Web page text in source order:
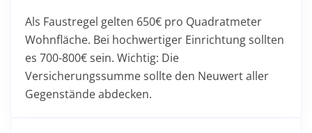
Als Faustregel gelten 650€ pro Quadratmeter
Wohnfläche. Bei hochwertiger Einrichtung sollten
es 700-800€ sein. Wichtig: Die
Versicherungssumme sollte den Neuwert aller
Gegenstände abdecken.